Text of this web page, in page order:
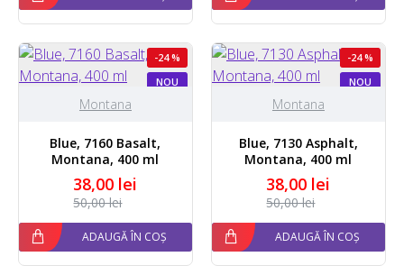
NOU
-24 %
Montana
Blue, 7160 Basalt,
Montana, 400 ml
38,00 lei
50,00 lei
ADAUGĂ ÎN COȘ
NOU
-24 %
Montana
Blue, 7130 Asphalt,
Montana, 400 ml
38,00 lei
50,00 lei
ADAUGĂ ÎN COȘ